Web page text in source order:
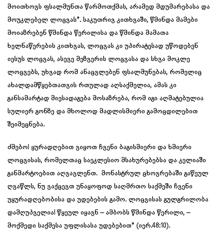
მოითხოვს ფსალმუნთა წარმოთქმას, არამედ მდუმარებასა და
მოუკლებელ ლოცვას”. საკუთრივ კითხვაში, წმინდა მამები
მოიაზრებენ წმინდა წერილისა და წმინდა მამათა
ხელნაწერების კითხვას, ლოცვას კი უპირატესად უწოდებენ
იესუს ლოცვას, ასევე მეზვერის ლოცვასა და სხვა მოკლე
ლოცვებს, უხვად რომ ანაცვლებენ ფსალმუნებას, რომელიც
ახალდამწყებთათვის რთულად აღსაქმელია, ამას კი
განსამარტად მიესადაგება მოსაზრება, რომ იგი აღმატებულია
სულიერ გონზე და მხოლოდ მადლისმიერი გამოცდილებით
შეიმეცნება.
ძმებო! ყურადღებით ვიყოთ ჩვენი ბაგისმიერი და ხმიერი
ლოცვისას, რომელთაც საეკლესიო მსახურებებსა და კელიაში
განმარტოებით აღვავლენთ. მონასტრულ ცხოვრებაში გაწეულ
ღვაწლს, ნუ ვაქცევთ უნაყოფოდ საღმრთო საქმეში ჩვენი
უყურადღებობისა და უდებების გამო. ლოცვისას გულგრილობა
დამღუპველია! წყეულ იყავნ – ამბობს წმინდა წერილი, –
მოქმედი საქმესა უფლისასა უდებებით” (იერ.48:10).